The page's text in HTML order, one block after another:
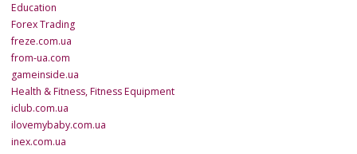
Education
Forex Trading
freze.com.ua
from-ua.com
gameinside.ua
Health & Fitness, Fitness Equipment
iclub.com.ua
ilovemybaby.com.ua
inex.com.ua